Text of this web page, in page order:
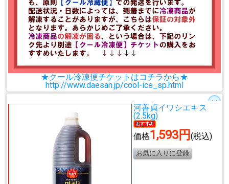
★クール冷凍便チケットはコチラから★
http://www.daesan.jp/cool-ice_sp.html
河善貞イワシエキス
(2.5kg)
価格1,593円 (税込)